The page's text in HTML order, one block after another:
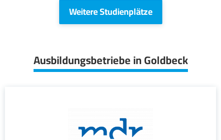
Weitere Studienplätze
Ausbildungsbetriebe in Goldbeck